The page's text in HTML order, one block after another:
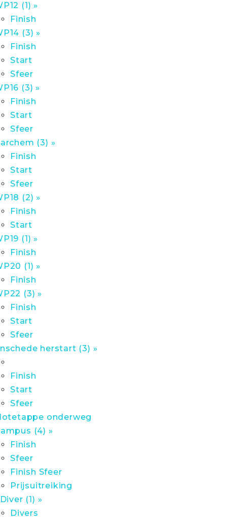
(1) »
Finish
(3) »
Finish
Start
Sfeer
(3) »
Finish
Start
Sfeer
(3) »
Finish
Start
Sfeer
(2) »
Finish
Start
(1) »
Finish
(1) »
Finish
(3) »
Finish
Start
Sfeer
herstart (3) »
Finish
Start
Sfeer
onderweg
(4) »
Finish
Sfeer
Finish Sfeer
Prijsuitreiking
(1) »
Divers